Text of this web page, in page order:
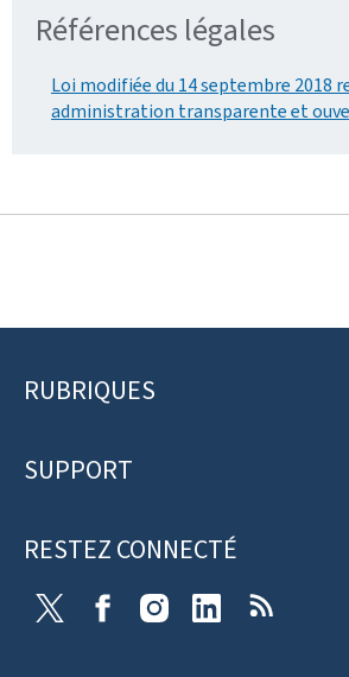
Références légales
Loi modifiée du 14 septembre 2018
administration transparente et
Pied
page
RUBRIQUES
SUPPORT
RESTEZ CONNECTÉ
FacebookInstagramLinkedin